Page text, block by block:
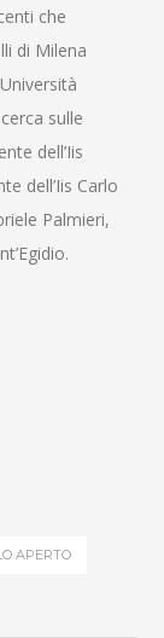
che
di Milena
sulle
dell’Iis
dell’Iis Carlo
Palmieri,
APERTO